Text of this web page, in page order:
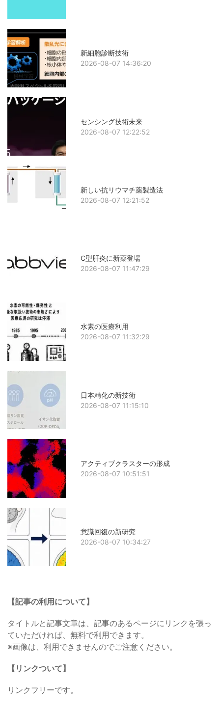
新細胞診断技術
2026-08-07 14:36:20
センシング技術未来
2026-08-07 12:22:52
新しい抗リウマチ薬製造法
2026-08-07 12:21:52
C型肝炎に新薬登場
2026-08-07 11:47:29
水素の医療利用
2026-08-07 11:32:29
日本精化の新技術
2026-08-07 11:15:10
アクティブクラスターの形成
2026-08-07 10:51:51
意識回復の新研究
2026-08-07 10:34:27
【記事の利用について】
タイトルと記事文章は、記事のあるページにリンクを張っ
ていただければ、無料で利用できます。
※画像は、利用できませんのでご注意ください。
【リンクついて】
リンクフリーです。